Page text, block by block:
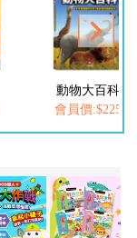
動物大百科
會員價:$225